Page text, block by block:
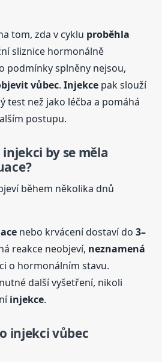
tom, zda v cyklu proběhla
sliznice hormonálně
podmínky splněny nejsou,
vůbec.Injekce pak slouží
test než jako léčba a pomáhá
postupu.
by se měla
?
během několika dnů
nebo krvácení dostaví do3–
reakce neobjeví, neznamená
o hormonálním stavu.
další vyšetření, nikoli
injekce.
injekci vůbec